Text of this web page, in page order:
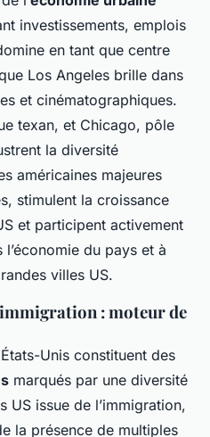
investissements, emplois
en tant que centre
Los Angeles brille dans
et cinématographiques.
texan, et Chicago, pôle
la diversité
américaines majeures
stimulent la croissance
et participent activement
du pays et à
villes US.
: moteur de
Unis constituent des
marqués par une diversité
US issue de l’immigration,
la présence de multiples